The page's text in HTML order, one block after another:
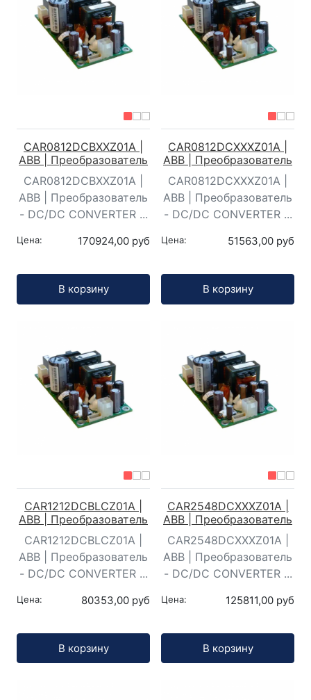
CAR0812DCBXXZ01A |
ABB | Преобразователь
CAR0812DCBXXZ01A |
ABB | Преобразователь
- DC/DC CONVERTER ...
Цена: 170924,00 руб
В корзину
CAR0812DCXXXZ01A |
ABB | Преобразователь
CAR0812DCXXXZ01A |
ABB | Преобразователь
- DC/DC CONVERTER ...
Цена: 51563,00 руб
В корзину
CAR1212DCBLCZ01A |
ABB | Преобразователь
CAR1212DCBLCZ01A |
ABB | Преобразователь
- DC/DC CONVERTER ...
Цена: 80353,00 руб
В корзину
CAR2548DCXXXZ01A |
ABB | Преобразователь
CAR2548DCXXXZ01A |
ABB | Преобразователь
- DC/DC CONVERTER ...
Цена: 125811,00 руб
В корзину